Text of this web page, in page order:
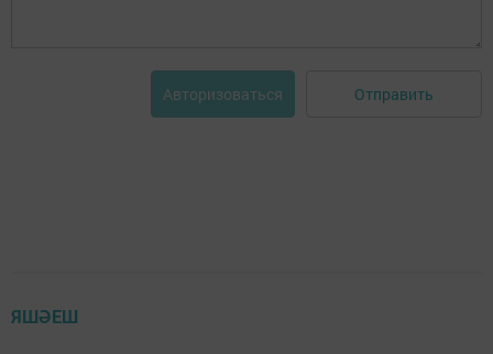
Авторизоваться Отправить
ЯШӘЕШ